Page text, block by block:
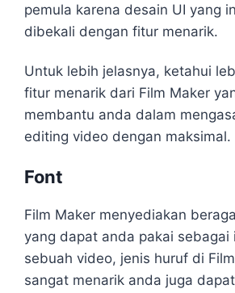
pemula karena desain UI yang
dibekali dengan fitur menarik.
Untuk lebih jelasnya, ketahui
fitur menarik dari Film Maker
membantu anda dalam
editing video dengan maksimal.
Font
Film Maker menyediakan
yang dapat anda pakai sebagai
sebuah video, jenis huruf di
sangat menarik anda juga